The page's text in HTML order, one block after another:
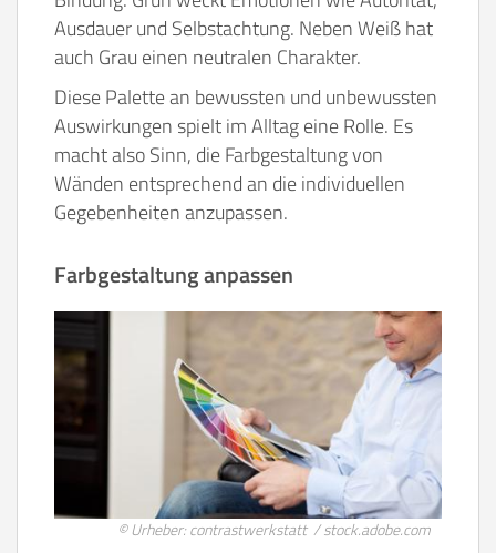
Ausdauer und Selbstachtung. Neben Weiß hat
auch Grau einen neutralen Charakter.
Diese Palette an bewussten und unbewussten
Auswirkungen spielt im Alltag eine Rolle. Es
macht also Sinn, die Farbgestaltung von
Wänden entsprechend an die individuellen
Gegebenheiten anzupassen.
Farbgestaltung anpassen
© Urheber: contrastwerkstatt / stock.adobe.com